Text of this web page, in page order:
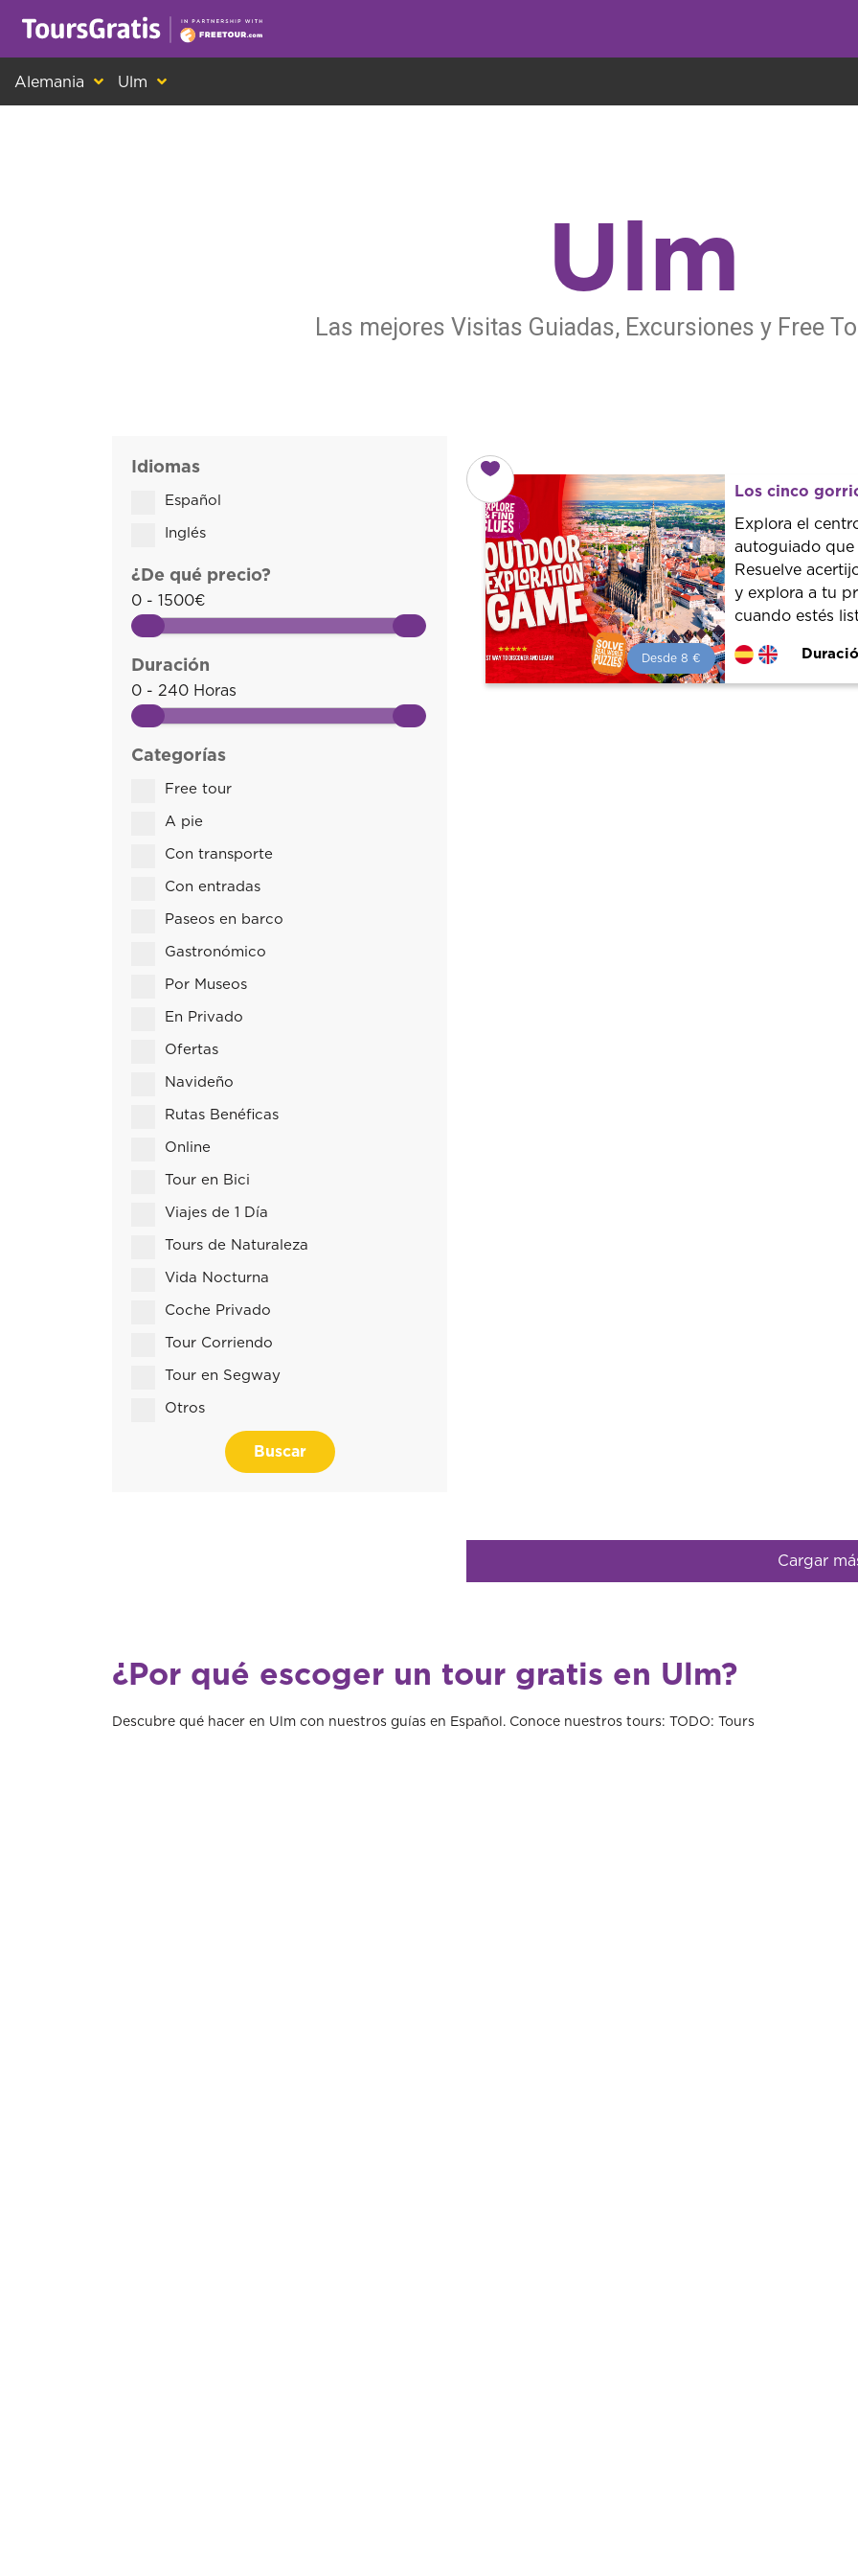
Alemania Ulm
Ulm
Las mejores Visitas Guiadas, Excursiones y Free
Idiomas
Español
Inglés
¿De qué precio?
0 - 1500€
Duración
0 - 240 Horas
Categorías
Free tour
A pie
Con transporte
Con entradas
Paseos en barco
Gastronómico
Por Museos
En Privado
Ofertas
Navideño
Rutas Benéficas
Online
Tour en Bici
Viajes de 1 Día
Tours de Naturaleza
Vida Nocturna
Coche Privado
Tour Corriendo
Tour en Segway
Otros
Buscar
Desde 8 €
Los cinco
Explora el
autoguiado que
Resuelve
y explora a tu
cuando estés
Cargar
¿Por qué escoger un tour gratis en Ulm?
Descubre qué hacer en Ulm con nuestros guías en Español. Conoce nuestros tours: TODO: Tours
¡Este es otro mensaje sobre las cookies! Todo el mundo come galletas, pero nosotros las utilizamos para mejorar el